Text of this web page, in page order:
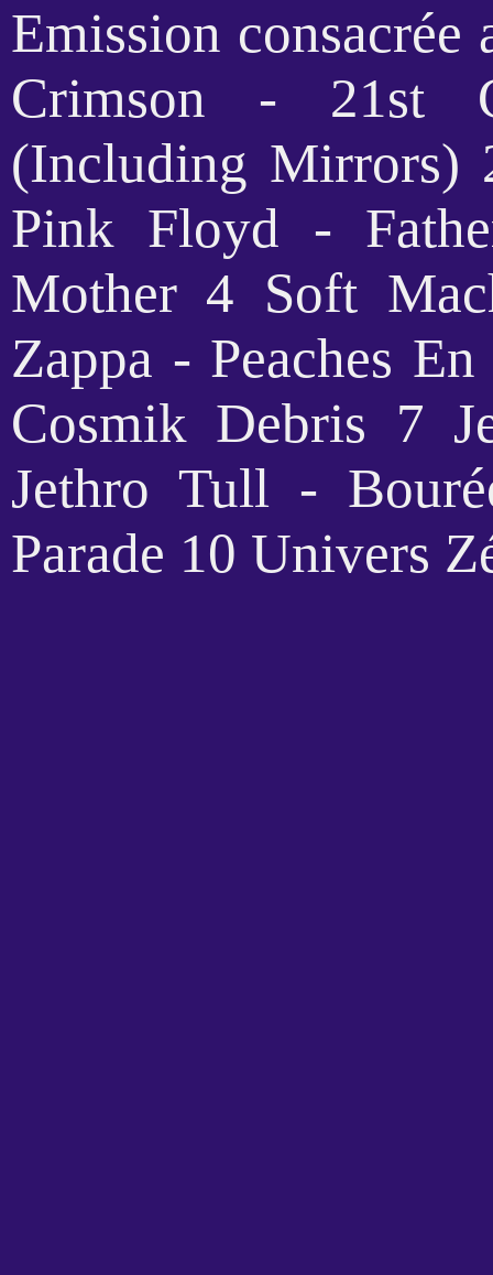
Emission
Crimson - 21st
(Including Mirrors)
Pink Floyd -
Mother 4 Soft
Zappa - Peaches
Cosmik Debris 7
Jethro Tull -
Parade 10 Univers